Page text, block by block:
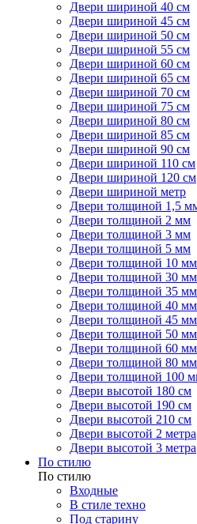
Двери шириной 40 см
Двери шириной 45 см
Двери шириной 50 см
Двери шириной 55 см
Двери шириной 60 см
Двери шириной 65 см
Двери шириной 70 см
Двери шириной 75 см
Двери шириной 80 см
Двери шириной 85 см
Двери шириной 90 см
Двери шириной 110 см
Двери шириной 120 см
Двери шириной метр
Двери толщиной 1,5
Двери толщиной 2 мм
Двери толщиной 3 мм
Двери толщиной 5 мм
Двери толщиной 10 мм
Двери толщиной 30 мм
Двери толщиной 35 мм
Двери толщиной 40 мм
Двери толщиной 45 мм
Двери толщиной 50 мм
Двери толщиной 60 мм
Двери толщиной 80 мм
Двери толщиной 100
Двери высотой 180 см
Двери высотой 190 см
Двери высотой 210 см
Двери высотой 2 метра
Двери высотой 3 метра
По стилю
По стилю
Входные
В стиле техно
Под старину